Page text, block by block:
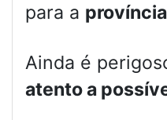
para a
Ainda é
atento a